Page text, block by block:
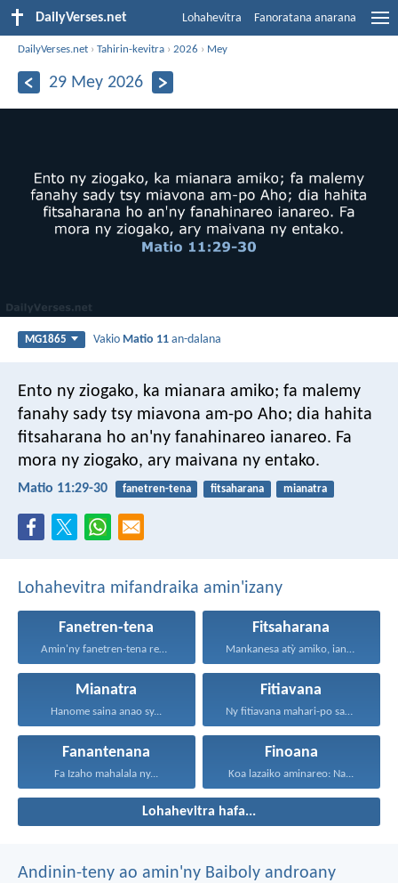
DailyVerses.net Lohahevitra Fanoratana anarana
DailyVerses.net ›Tahirin-kevitra ›2026 › Mey
29 Mey 2026
MG1865 Vakio Matio 11 an-dalana
Ento ny ziogako, ka mianara amiko; fa malemy
fanahy sady tsy miavona am-po Aho; dia hahita
fitsaharana ho an'ny fanahinareo ianareo. Fa
mora ny ziogako, ary maivana ny entako.
Matio 11:29-30 fanetren-tena fitsaharana mianatra
Lohahevitra mifandraika amin'izany
Fanetren-tena
Amin'ny fanetren-tena rehetra sy...
Fitsaharana
Mankanesa atỳ amiko, ianareo...
Mianatra
Hanome saina anao sy...
Fitiavana
Ny fitiavana mahari-po sady...
Fanantenana
Fa Izaho mahalala ny...
Finoana
Koa lazaiko aminareo: Na...
Lohahevitra hafa...
Andinin-teny ao amin'ny Baiboly androany